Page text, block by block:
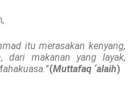
itu merasakan kenyang,
makanan yang layak,
”(Muttafaq ‘alaih)